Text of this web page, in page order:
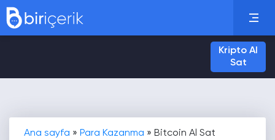
Kripto Al
Sat
Ana sayfa » Para Kazanma » Bitcoin Al Sat